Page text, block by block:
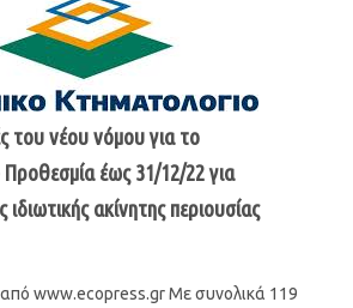
του νέου νόμου για το
έως 31/12/22 για
ακίνητης περιουσίας
www.ecopress.gr Με συνολικά 119